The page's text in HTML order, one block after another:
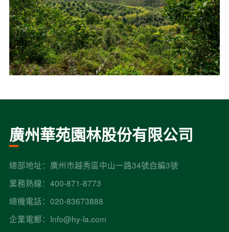
廣州華苑園林股份有限公司
總部地址：廣州市越秀區中山一路34號自編3號
業務熱線：400-871-8773
總機電話：020-83673888
企業電郵：Info@hy-la.com